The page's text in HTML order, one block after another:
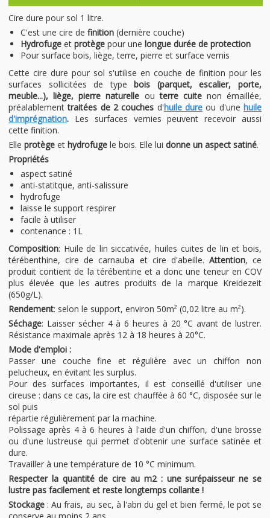
Cire dure pour sol 1 litre.
C'est une cire de finition (dernière couche)
Hydrofuge et protège pour une longue durée de protection
Pour surface bois, liège, terre, pierre et surface vernis
Cette cire dure pour sol s'utilise en couche de finition pour les
surfaces sollicitées de typebois (parquet, escalier, porte,
meuble...), liège, pierre naturelle outerre cuite non émaillée,
préalablementtraitées de 2 couches d'huile dure ou d'une huile
d'imprégnation. Les surfaces vernies peuvent recevoir aussi
cette finition.
Elle protège et hydrofuge le bois. Elle lui donne un aspect satiné.
Propriétés
aspect satiné
anti-statitque, anti-salissure
hydrofuge
laisse le support respirer
facile à utiliser
contenance : 1L
Composition: Huile de lin siccativée, huiles cuites de lin et bois,
térébenthine, cire de carnauba et cire d'abeille. Attention, ce
produit contient de la térébentine et a donc une teneur en COV
plus élevée que les autres produits de la marque Kreidezeit
(650g/L).
Rendement: selon le support, environ 50m² (0,02 litre au m²).
Séchage: Laisser sécher 4 à 6 heures à 20 °C avant de lustrer.
Résistance maximale après 12 à 18 heures à 20°C.
Mode d'emploi :
Passer une couche fine et régulière avec un chiffon non
pelucheux, en évitant les surplus.
Pour des surfaces importantes, il est conseillé d'utiliser une
cireuse : dans ce cas, la cire est chauffée à 60 °C, disposée sur le
sol puis
répartie régulièrement par la machine.
Polissage après 4 à 6 heures à l'aide d'un chiffon, d'une brosse
ou d'une lustreuse qui permet d'obtenir une surface satinée et
dure.
Travailler à une température de 10 °C minimum.
Respecter la quantité de cire au m2 : une surépaisseur ne se
lustre pas facilement et reste longtemps collante !
Stockage : Au frais, au sec, à l'abri du gel et bien fermé, le pot se